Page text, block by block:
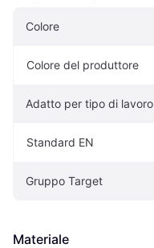
Colore
Colore del produttore
Adatto per tipo di lavoro
Standard EN
Gruppo Target
Materiale